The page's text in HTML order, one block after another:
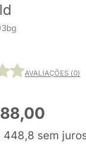
AVALIAÇÕES (0)
448,8 sem